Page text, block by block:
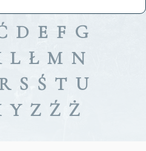
D E F G
L Ł M N
S Ś T U
Y Z Ź Ż